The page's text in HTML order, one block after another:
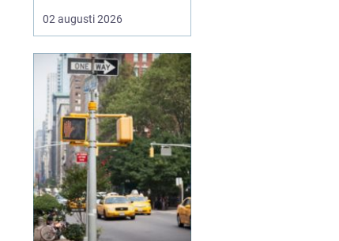
frigöra både kapital och
lagerutrymme. När
på gården binder de
pengar, skapar oreda
och kan t...
02 augusti 2026